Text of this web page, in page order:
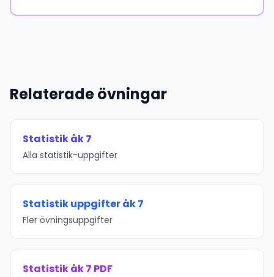
Relaterade övningar
Statistik åk 7
Alla statistik-uppgifter
Statistik uppgifter åk 7
Fler övningsuppgifter
Statistik åk 7 PDF